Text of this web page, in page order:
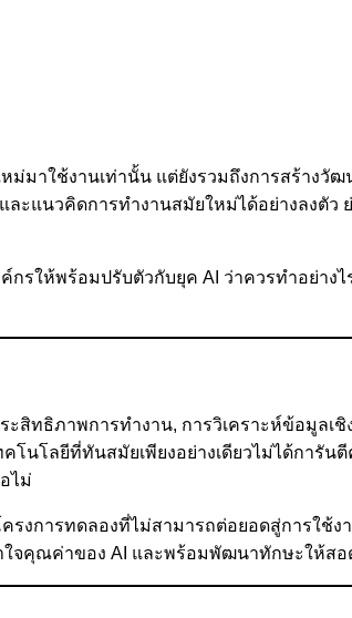
ม่มาใช้งานเท่านั้น แต่ยังรวมถึงการสร้างวั
ะแนวคิดการทำงานสมัยใหม่ได้อย่างลงตัว
รให้พร้อมปรับตัวกับยุค AI ว่าควรทำอย่างไ
ะสิทธิภาพการทำงาน, การวิเคราะห์ข้อมูลเชิ
นโลยีที่ทันสมัยเพียงอย่างเดียวไม่ได้การันตี
ไม่
งการทดลองที่ไม่สามารถต่อยอดสู่การใช้ง
ใจคุณค่าของ AI และพร้อมพัฒนาทักษะให้ส